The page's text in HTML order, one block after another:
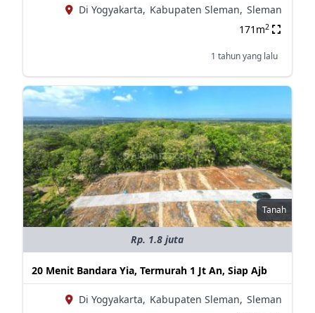
Di Yogyakarta, Kabupaten Sleman, Sleman
171m2
1 tahun yang lalu
Tanah
Rp. 1.8 juta
20 Menit Bandara Yia, Termurah 1 Jt An, Siap Ajb
Di Yogyakarta, Kabupaten Sleman, Sleman